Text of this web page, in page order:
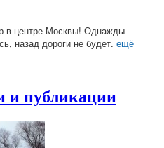
в центре Москвы! Однажды
назад дороги не будет. ещё
и публикации